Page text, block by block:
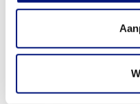
Wat valt er binnen de
sporten betaald door mijn